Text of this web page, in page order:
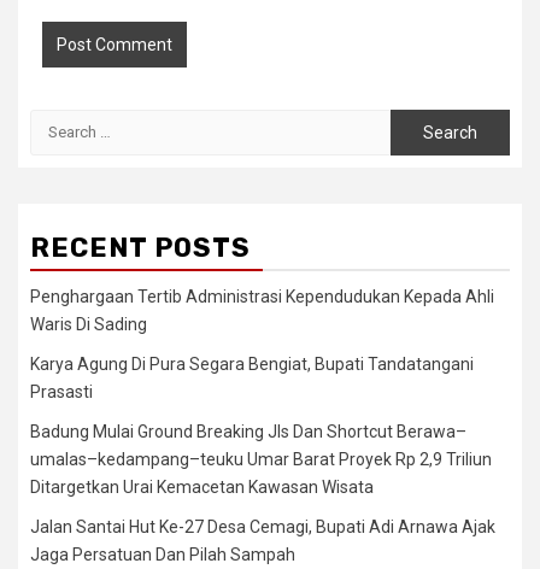
RECENT POSTS
Penghargaan Tertib Administrasi Kependudukan Kepada Ahli
Waris Di Sading
Karya Agung Di Pura Segara Bengiat, Bupati Tandatangani
Prasasti
Badung Mulai Ground Breaking Jls Dan Shortcut Berawa–
umalas–kedampang–teuku Umar Barat Proyek Rp 2,9 Triliun
Ditargetkan Urai Kemacetan Kawasan Wisata
Jalan Santai Hut Ke-27 Desa Cemagi, Bupati Adi Arnawa Ajak
Jaga Persatuan Dan Pilah Sampah